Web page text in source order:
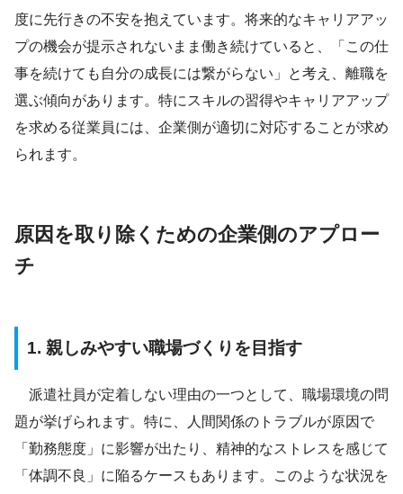
度に先行きの不安を抱えています。将来的なキャリアアッ
プの機会が提示されないまま働き続けていると、「この仕
事を続けても自分の成長には繋がらない」と考え、離職を
選ぶ傾向があります。特にスキルの習得やキャリアアップ
を求める従業員には、企業側が適切に対応することが求め
られます。
原因を取り除くための企業側のアプロー
チ
1. 親しみやすい職場づくりを目指す
派遣社員が定着しない理由の一つとして、職場環境の問
題が挙げられます。特に、人間関係のトラブルが原因で
「勤務態度」に影響が出たり、精神的なストレスを感じて
「体調不良」に陥るケースもあります。このような状況を